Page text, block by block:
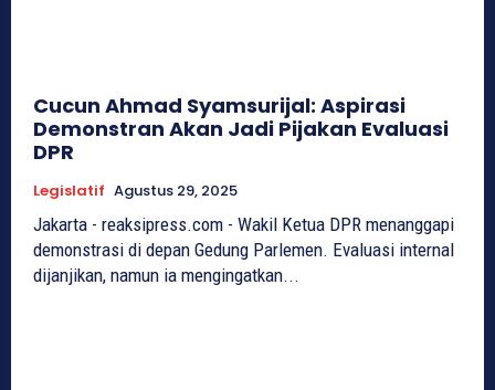
Cucun Ahmad Syamsurijal: Aspirasi
Demonstran Akan Jadi Pijakan Evaluasi
DPR
Legislatif Agustus 29, 2025
Jakarta - reaksipress.com - Wakil Ketua DPR menanggapi
demonstrasi di depan Gedung Parlemen. Evaluasi internal
dijanjikan, namun ia mengingatkan...